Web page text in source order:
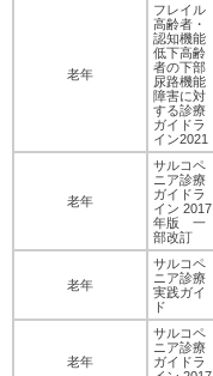
老年
フレイル
高齢者・
認知機能
低下高齢
者の下部
尿路機能
障害に対
する診療
ガイドラ
イン2021
老年
サルコペ
ニア診療
ガイドラ
イン 2017
年版 一
部改訂
老年
サルコペ
ニア診療
実践ガイ
ド
老年
サルコペ
ニア診療
ガイドラ